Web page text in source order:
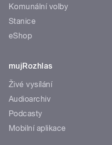
Komunální volby
Stanice
eShop
mujRozhlas
Živé vysílání
Audioarchiv
Podcasty
Mobilní aplikace